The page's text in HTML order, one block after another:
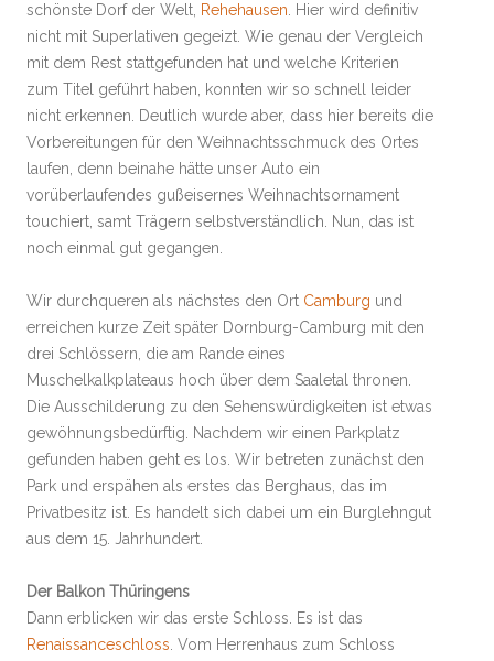
schönste Dorf der Welt, Rehehausen . Hier wird definitiv
nicht mit Superlativen gegeizt. Wie genau der Vergleich
mit dem Rest stattgefunden hat und welche Kriterien
zum Titel geführt haben, konnten wir so schnell leider
nicht erkennen. Deutlich wurde aber, dass hier bereits die
Vorbereitungen für den Weihnachtsschmuck des Ortes
laufen, denn beinahe hätte unser Auto ein
vorüberlaufendes gußeisernes Weihnachtsornament
touchiert, samt Trägern selbstverständlich. Nun, das ist
noch einmal gut gegangen.
Wir durchqueren als nächstes den Ort Camburg und
erreichen kurze Zeit später Dornburg-Camburg mit den
drei Schlössern, die am Rande eines
Muschelkalkplateaus hoch über dem Saaletal thronen.
Die Ausschilderung zu den Sehenswürdigkeiten ist etwas
gewöhnungsbedürftig. Nachdem wir einen Parkplatz
gefunden haben geht es los. Wir betreten zunächst den
Park und erspähen als erstes das Berghaus, das im
Privatbesitz ist. Es handelt sich dabei um ein Burglehngut
aus dem 15. Jahrhundert.
Der Balkon Thüringens
Dann erblicken wir das erste Schloss. Es ist das
Renaissanceschloss . Vom Herrenhaus zum Schloss